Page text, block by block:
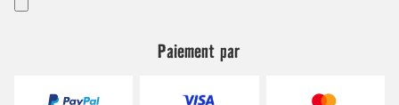
Paiement par